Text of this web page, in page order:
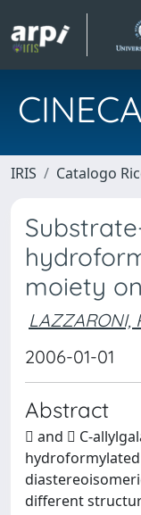
IRIS Catalogo
moiety
LAZZARONI,
2006-01-01
Abstract
 and  C-
different